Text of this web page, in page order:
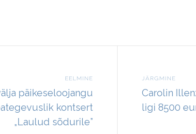
EELMINE
päikeseloojangu
kontsert
„Laulud sõdurile”
JÄRGMINE
Carolin
ligi 8500